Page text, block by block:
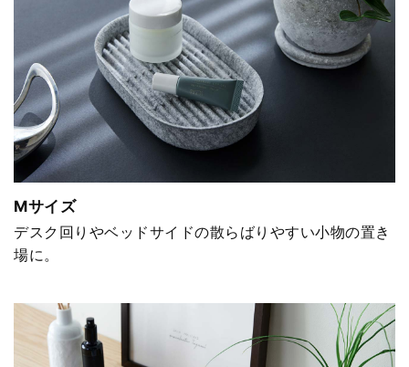
Mサイズ
デスク回りやベッドサイドの散らばりやすい小物の置き
場に。